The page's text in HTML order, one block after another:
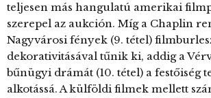
teljesen más hangulatú amerikai
szerepel az aukción. Míg a Chaplin
Nagyvárosi fények (9. tétel)
dekorativitásával tűnik ki, addig a
bűnügyi drámát (10. tétel) a festőiség
alkotássá. A külföldi filmek mellett